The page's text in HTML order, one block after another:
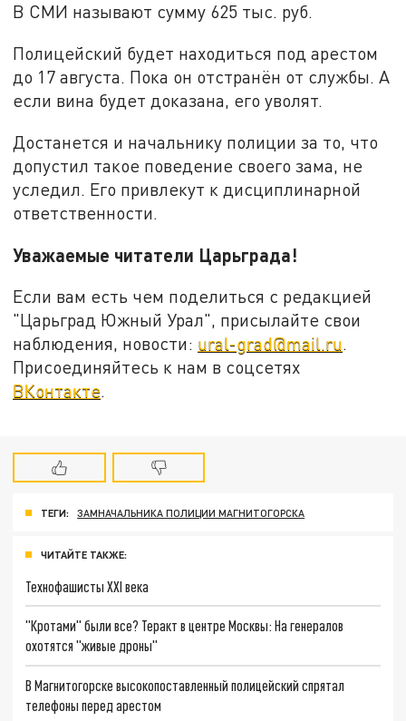
В СМИ называют сумму 625 тыс. руб.
Полицейский будет находиться под арестом
до 17 августа. Пока он отстранён от службы. А
если вина будет доказана, его уволят.
Достанется и начальнику полиции за то, что
допустил такое поведение своего зама, не
уследил. Его привлекут к дисциплинарной
ответственности.
Уважаемые читатели Царьграда!
Если вам есть чем поделиться с редакцией
"Царьград Южный Урал", присылайте свои
наблюдения, новости: ural-grad@mail.ru.
Присоединяйтесь к нам в соцсетях
ВКонтакте.
ТЕГИ: ЗАМНАЧАЛЬНИКА ПОЛИЦИИ МАГНИТОГОРСКА
ЧИТАЙТЕ ТАКЖЕ:
Технофашисты XXI века
"Кротами" были все? Теракт в центре Москвы: На генералов
охотятся "живые дроны"
В Магнитогорске высокопоставленный полицейский спрятал
телефоны перед арестом